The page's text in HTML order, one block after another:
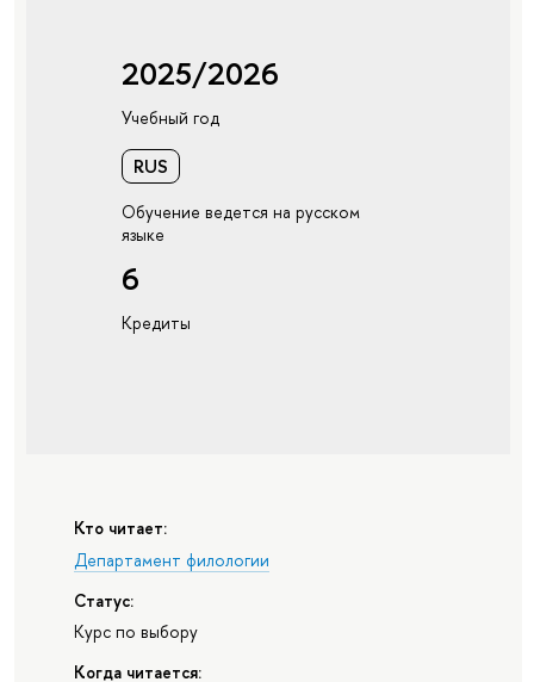
2025/2026
Учебный год
RUS
Обучение ведется на русском
языке
6
Кредиты
Кто читает:
Департамент филологии
Статус:
Курс по выбору
Когда читается: